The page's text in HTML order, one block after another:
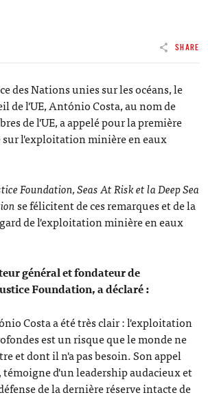
SHARE
des Nations unies sur les océans, le
de l'UE, António Costa, au nom de
de l'UE, a appelé pour la première
l'exploitation minière en eaux
Foundation, Seas At Risk et la Deep Sea
se félicitent de ces remarques et de la
de l'exploitation minière en eaux
général et fondateur de
Foundation, a déclaré :
Costa a été très clair : l'exploitation
est un risque que le monde ne
et dont il n'a pas besoin. Son appel
d'un leadership audacieux et
de la dernière réserve intacte de